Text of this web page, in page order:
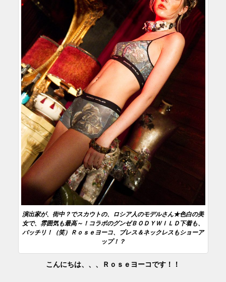
演出家が、街中？でスカウトの、ロシア人のモデルさん★色白の美
女で、雰囲気も最高～！コラボのグンゼＢＯＤＹＷＩＬＤ下着も、
バッチリ！（笑）Ｒｏｓｅヨーコ、ブレス＆ネックレスもショーア
ップ！？
こんにちは、、、Ｒｏｓｅヨーコです！！